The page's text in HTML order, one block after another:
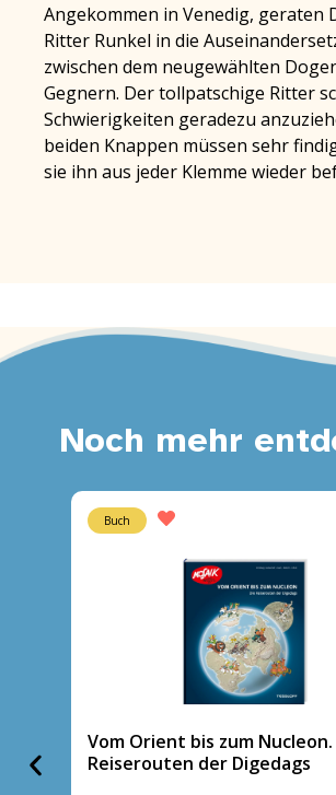
Angekommen in Venedig, geraten
Ritter Runkel in die
zwischen dem neugewählten
Gegnern. Der tollpatschige Ritter
Schwierigkeiten geradezu
beiden Knappen müssen sehr
sie ihn aus jeder Klemme wieder
Noch mehr
Buch
Vom Orient bis zum Nucleon.
Reiserouten der Digedags